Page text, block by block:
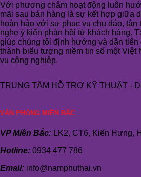
Với phương châm hoạt động luôn
mãi sau bán hàng là sự kết hợp giữa
hoàn hảo với sự phục vụ chu đáo, tận
nghe ý kiến phản hồi từ khách hàng.
giúp chúng tôi định hướng và dần tiến
thành biểu tượng niềm tin số một Việt
vụ công nghiệp.
TRUNG TÂM HỖ TRỢ KỸ THUẬT -
VĂN PHÒNG MIỀN BẮC
VP Miền Bắc: LK2, CT6, Kiến Hưng,
Hotline: 0934 477 786
Email: info@namphuthai.vn